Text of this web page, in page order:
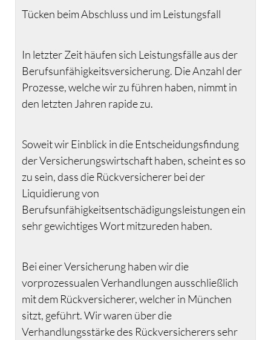
Tücken beim Abschluss und im Leistungsfall
In letzter Zeit häufen sich Leistungsfälle aus der
Berufsunfähigkeitsversicherung. Die Anzahl der
Prozesse, welche wir zu führen haben, nimmt in
den letzten Jahren rapide zu.
Soweit wir Einblick in die Entscheidungsfindung
der Versicherungswirtschaft haben, scheint es so
zu sein, dass die Rückversicherer bei der
Liquidierung von
Berufsunfähigkeitsentschädigungsleistungen ein
sehr gewichtiges Wort mitzureden haben.
Bei einer Versicherung haben wir die
vorprozessualen Verhandlungen ausschließlich
mit dem Rückversicherer, welcher in München
sitzt, geführt. Wir waren über die
Verhandlungsstärke des Rückversicherers sehr